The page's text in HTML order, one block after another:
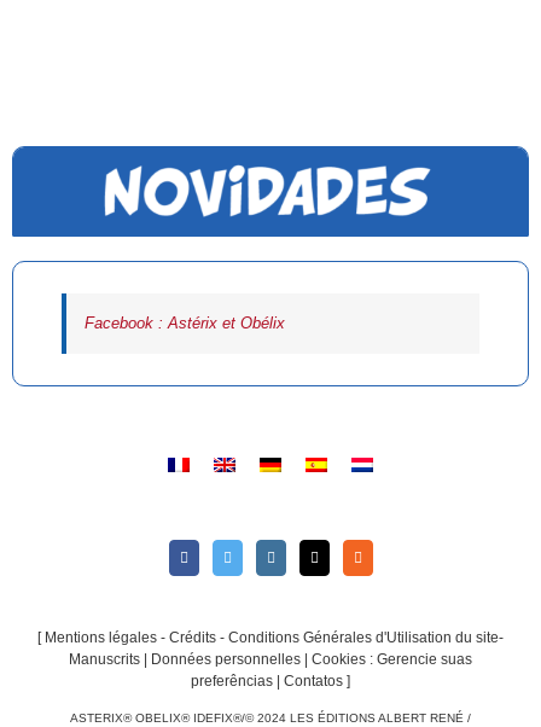
Facebook : Astérix et Obélix
[ Mentions légales - Crédits - Conditions Générales d'Utilisation du site-
Manuscrits
Données personnelles
Cookies : Gerencie suas
preferências
Contatos ]
ASTERIX® OBELIX® IDEFIX®/© 2024 LES ÉDITIONS ALBERT RENÉ /